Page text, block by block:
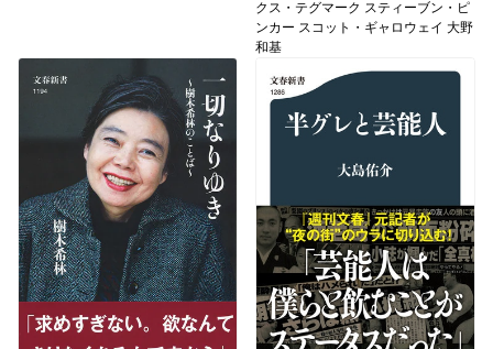
クス・テグマーク スティーブン・ピ
ンカー スコット・ギャロウェイ 大野
和基